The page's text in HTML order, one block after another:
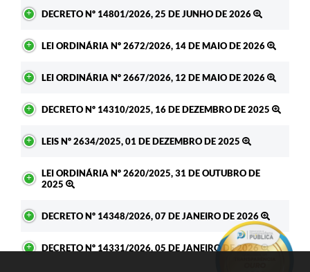
DECRETO Nº 14801/2026, 25 DE JUNHO DE 2026
LEI ORDINÁRIA Nº 2672/2026, 14 DE MAIO DE 2026
LEI ORDINÁRIA Nº 2667/2026, 12 DE MAIO DE 2026
DECRETO Nº 14310/2025, 16 DE DEZEMBRO DE 2025
LEIS Nº 2634/2025, 01 DE DEZEMBRO DE 2025
LEI ORDINÁRIA Nº 2620/2025, 31 DE OUTUBRO DE
2025
DECRETO Nº 14348/2026, 07 DE JANEIRO DE 2026
DECRETO Nº 14331/2026, 05 DE JANEIRO DE 2026